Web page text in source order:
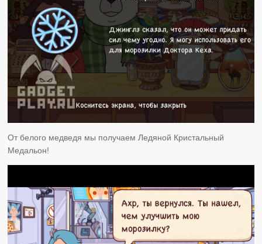
От белого медведя мы получаем Ледяной Кристальный
Медальон!